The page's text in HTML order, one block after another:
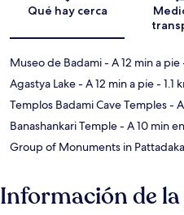
Qué hay cerca
Museo de Badami- A 12 min a pie
Agastya Lake- A 12 min a pie- 1.1
Templos Badami Cave Temples-
Banashankari Temple- A 10 min
Group of Monuments in
Información de